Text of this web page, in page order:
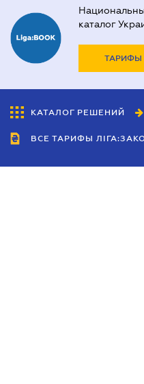
каталог
ТАРИФЫ
КАТАЛОГ РЕШЕНИЙ
ВСЕ ТАРИФЫ